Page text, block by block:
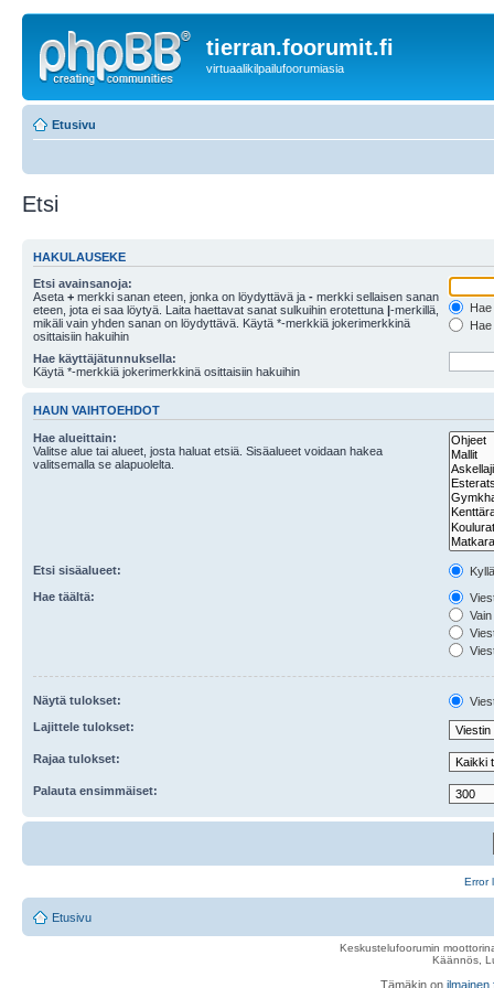
tierran.foorumit.fi
virtuaalikilpailufoorumiasia
Etusivu
Etsi
HAKULAUSEKE
Etsi avainsanoja:
Aseta + merkki sanan eteen, jonka on löydyttävä ja - merkki sellaisen sanan
eteen, jota ei saa löytyä. Laita haettavat sanat sulkuihin erotettuna |-merkillä,
mikäli vain yhden sanan on löydyttävä. Käytä *-merkkiä jokerimerkkinä
osittaisiin hakuihin
Hae käyttäjätunnuksella:
Käytä *-merkkiä jokerimerkkinä osittaisiin hakuihin
HAUN VAIHTOEHDOT
Hae alueittain:
Valitse alue tai alueet, josta haluat etsiä. Sisäalueet voidaan hakea
valitsemalla se alapuolelta.
Etsi sisäalueet:
Hae täältä:
Näytä tulokset:
Lajittele tulokset:
Rajaa tulokset:
Palauta ensimmäiset:
Error
Etusivu
Keskustelufoorumin
Käännös,
Tämäkin on ilmainen